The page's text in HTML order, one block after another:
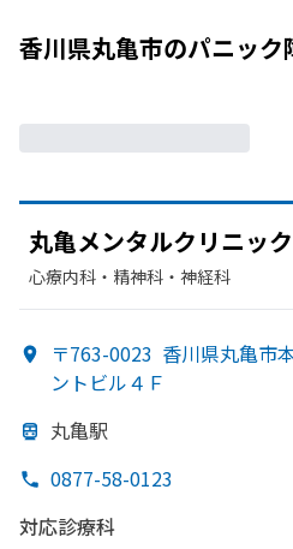
香川県丸亀市のパニック
丸亀メンタルクリニッ
心療内科・​精神科・神経科
〒763-0023 香川県丸亀市
ントビル４Ｆ
丸亀駅
0877-58-0123
対応診療科